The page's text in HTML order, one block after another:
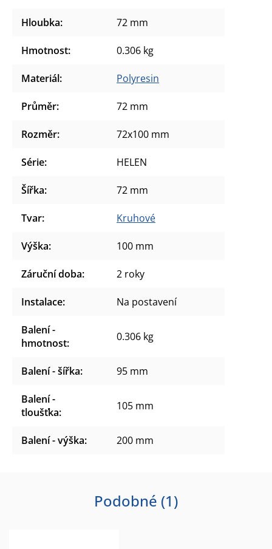
Hloubka: 72 mm
Hmotnost: 0.306 kg
Materiál: Polyresin
Průměr: 72 mm
Rozměr: 72x100 mm
Série: HELEN
Šířka: 72 mm
Tvar: Kruhové
Výška: 100 mm
Záruční doba: 2 roky
Instalace: Na postavení
Balení -
hmotnost: 0.306 kg
Balení - šířka: 95 mm
Balení -
tloušťka: 105 mm
Balení - výška: 200 mm
Podobné (1)